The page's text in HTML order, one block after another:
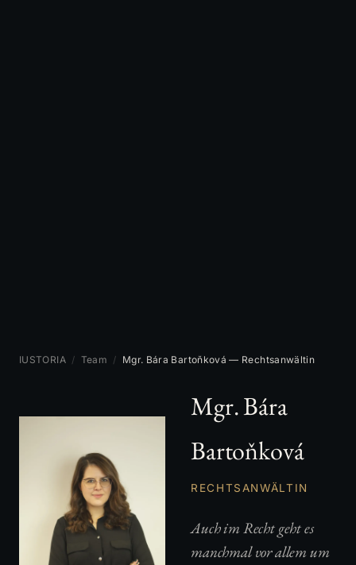
IUSTORIA / Team / Mgr. Bára Bartoňková — Rechtsanwältin
Mgr. Bára
Bartoňková
RECHTSANWÄLTIN
Auch im Recht geht es
manchmal vor allem um